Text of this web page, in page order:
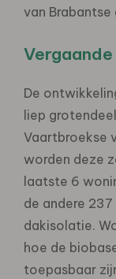
van
De
liep
Vaartbroekse
worden deze
laatste 6
de andere
dakisolatie.
hoe de
toepasbaar